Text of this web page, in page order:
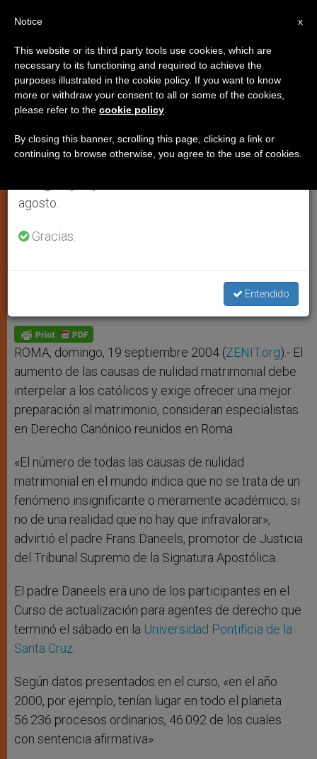
El aumento de causas de nulidad
matrimonial interpela a la Iglesia
preparar mejor a los novios
SEPTIEMBRE 19, 2004 00:00
h
A
p
p
e
n
g
e
r
a
o
o
k
w
e
h
ROMA, domingo, 19 septiembre 2004 (ZENIT.org).- El
aumento de las causas de nulidad matrimonial debe
interpelar a los católicos y exige ofrecer una mejor
preparación al matrimonio, consideran especialistas
en Derecho Canónico reunidos en Roma.
«El número de todas las causas de nulidad
matrimonial en el mundo indica que no se trata de un
fenómeno insignificante o meramente académico, si
no de una realidad que no hay que infravalorar»,
advirtió el padre Frans Daneels, promotor de Justicia
del Tribunal Supremo de la Signatura Apostólica.
El padre Daneels era uno de los participantes en el
Curso de actualización para agentes de derecho que
terminó el sábado en la Universidad Pontificia de la
Santa Cruz.
Según datos presentados en el curso, «en el año
2000, por ejemplo, tenían lugar en todo el planeta
56.236 procesos ordinarios, 46.092 de los cuales
con sentencia afirmativa».
×
Aviso importante
Del 27 de julio al 7 de agosto haremos la pausa
anual, aprovechando que en el periodo de verano
se generan menos informaciones y también el
agosto.
Gracias.
Entendido
x
Notice
This website or its third party tools use cookies, which are
necessary to its functioning and required to achieve the
purposes illustrated in the cookie policy. If you want to know
more or withdraw your consent to all or some of the cookies,
please refer to the cookie policy
By closing this banner, scrolling this page, clicking a link or
continuing to browse otherwise, you agree to the use of cookies.